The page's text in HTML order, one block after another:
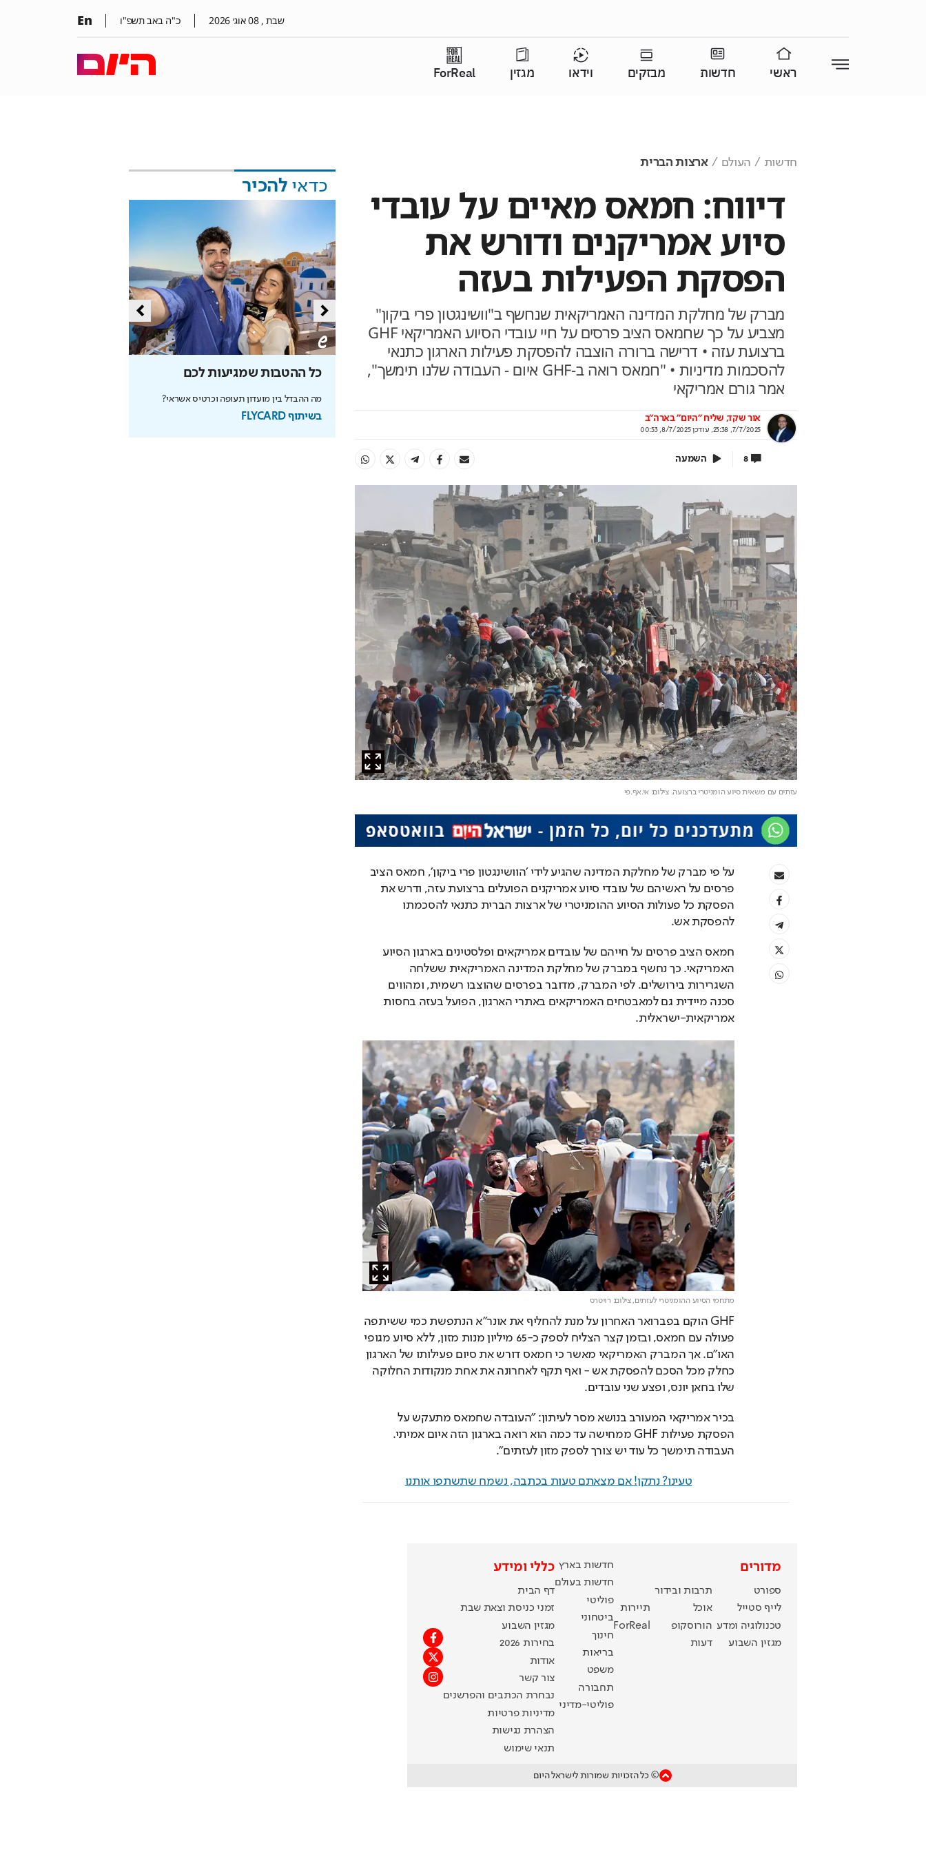
שבת , 08אוג׳ 2026 כ"ה באב תשפ"ו En
ראשי חדשות מבזקים וידאו מגזין ForReal
חדשות העולם ארצות הברית
דיווח: חמאס מאיים על עובדי
סיוע אמריקנים ודורש את
הפסקת הפעילות בעזה
מברק של מחלקת המדינה האמריקאית שנחשף ב"וושינגטון פרי ביקון"
מצביע על כך שחמאס הציב פרסים על חיי עובדי הסיוע האמריקאי GHF
ברצועת עזה • דרישה ברורה הוצבה להפסקת פעילות הארגון כתנאי
להסכמות מדיניות • "חמאס רואה ב-GHF איום - העבודה שלנו תימשך",
אמר גורם אמריקאי
אור שקד, שליח "היום" בארה"ב
7/7/2025, 23:38
, עודכן8/7/2025, 00:53
8 השמעה
עזתים עם משאית סיוע הומניטרי ברצועה. צילום: אי.אף.פי
להפסקת אש.
אמריקאית-ישראלית.
מתחמי הסיוע ההומניטרי לעזתים,צילום: רויטרס
שלו בחאן יונס, ופצע שני עובדים.
בכיר אמריקאי המעורב בנושא מסר לעיתון: "העובדה שחמאס מתעקש על
העבודה תימשך כל עוד יש צורך לספק מזון לעזתים".
טעינו? נתקן! אם מצאתם טעות בכתבה, נשמח שתשתפו אותנו
כדאי להכיר
כל ההטבות שמגיעות לכם
מה ההבדל בין מועדון תעופה וכרטיס אשראי?
בשיתוף FLYCARD
בצל איומי איראן: כך נערך משק
צובעים את הבית? אל תעשו את
הטעות הזו
מומחה BG BOND עושה סדר על המדפים ומציג
את מותג הצבע SIMPLY
שיא של 600 מיליון שקל: הטוטו
יחסי הימור משופרים, הפקדות ב-Apple Pay
מדורים
ספורט
תרבות ובידור
לייף סטייל
אוכל
תיירות
טכנולוגיה ומדע הורוסקופ
ForReal
מגזין השבוע
דעות
חדשות בארץ
חדשות בעולם
פוליטי
ביטחוני
חינוך
בריאות
משפט
תחבורה
פוליטי-מדיני
כללי ומידע
דף הבית
זמני כניסת וצאת שבת
מגזין השבוע
בחירות 2026
אודות
צור קשר
נבחרת הכתבים והפרשנים
מדיניות פרטיות
הצהרת נגישות
תנאי שימוש
© כל הזכויות שמורות לישראל היום